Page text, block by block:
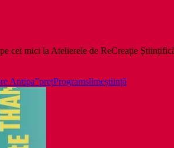
cei mici la Atelierele de ReCreație
Antipa”prețProgramslimeștiință